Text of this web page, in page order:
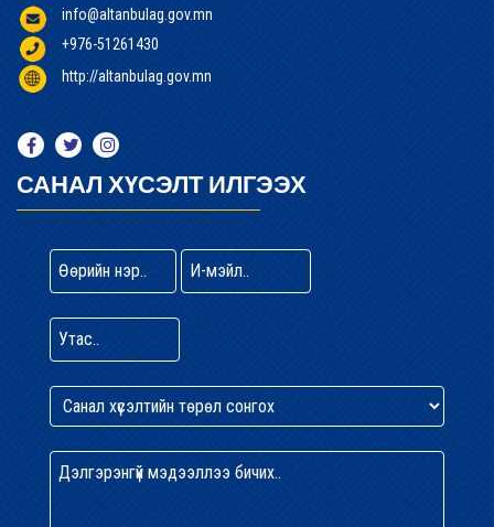
info@altanbulag.gov.mn
+976-51261430
http://altanbulag.gov.mn
САНАЛ ХҮСЭЛТ ИЛГЭЭХ